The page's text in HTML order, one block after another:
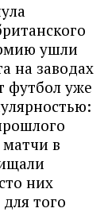
ушли
на заводах
футбол уже
матчи в
них
того